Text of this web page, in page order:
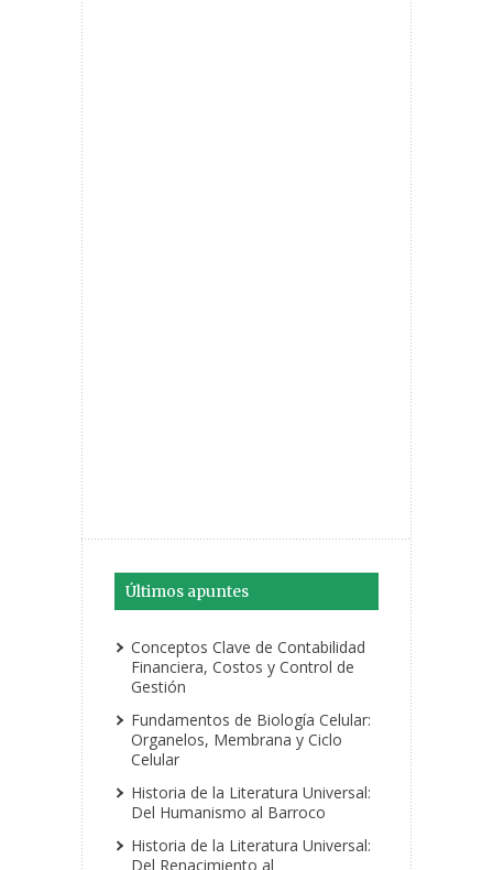
Últimos apuntes
Conceptos Clave de Contabilidad
Financiera, Costos y Control de
Gestión
Fundamentos de Biología Celular:
Organelos, Membrana y Ciclo
Celular
Historia de la Literatura Universal:
Del Humanismo al Barroco
Historia de la Literatura Universal:
Del Renacimiento al